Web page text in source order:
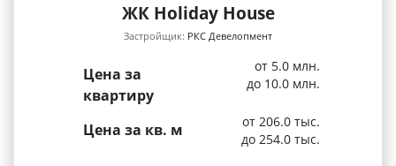
ЖК Holiday House
Застройщик: РКС Девелопмент
Цена за
квартиру
от 5.0 млн.
до 10.0 млн.
Цена за кв. м
от 206.0 тыс.
до 254.0 тыс.